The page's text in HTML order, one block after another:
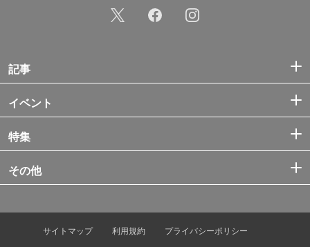
記事
イベント
特集
その他
サイトマップ 利用規約
プライバシーポリシー